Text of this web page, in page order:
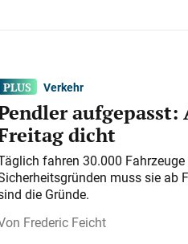
Verkehr
aufgepasst:
dicht
fahren 30.000
muss sie ab
die Gründe.
Frederic Feicht